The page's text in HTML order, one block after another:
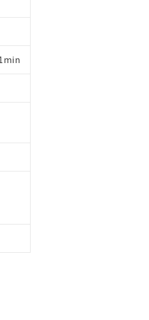
有を証明するものではありません。
までの期間は出荷製品に未対応品が
とがない限り、2022年1月12日よ